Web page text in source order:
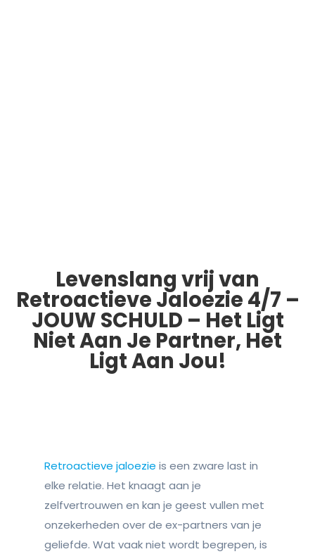
Levenslang vrij van
Retroactieve Jaloezie 4/7 –
JOUW SCHULD – Het Ligt
Niet Aan Je Partner, Het
Ligt Aan Jou!
Retroactieve jaloezie is een zware last in
elke relatie. Het knaagt aan je
zelfvertrouwen en kan je geest vullen met
onzekerheden over de ex-partners van je
geliefde. Wat vaak niet wordt begrepen, is